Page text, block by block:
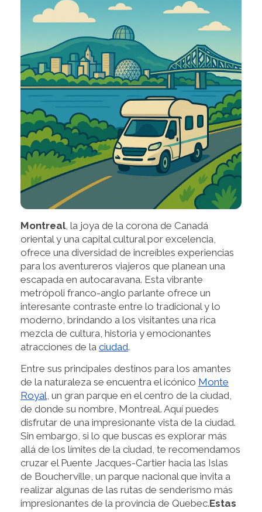
Montreal, la joya de la corona de Canadá
oriental y una capital cultural por excelencia,
ofrece una diversidad de increíbles experiencias
para los aventureros viajeros que planean una
escapada en autocaravana. Esta vibrante
metrópoli franco-anglo parlante ofrece un
interesante contraste entre lo tradicional y lo
moderno, brindando a los visitantes una rica
mezcla de cultura, historia y emocionantes
atracciones de la ciudad.
Entre sus principales destinos para los amantes
de la naturaleza se encuentra el icónico Monte
Royal, un gran parque en el centro de la ciudad,
de donde su nombre, Montreal. Aquí puedes
disfrutar de una impresionante vista de la ciudad.
Sin embargo, si lo que buscas es explorar más
allá de los límites de la ciudad, te recomendamos
cruzar el Puente Jacques-Cartier hacia las Islas
de Boucherville, un parque nacional que invita a
realizar algunas de las rutas de senderismo más
impresionantes de la provincia de Quebec.Estas